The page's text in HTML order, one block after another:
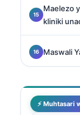
Maelezo
kliniki
Maswali
⚡ Muhtasari